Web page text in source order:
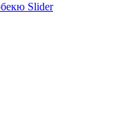
Slider